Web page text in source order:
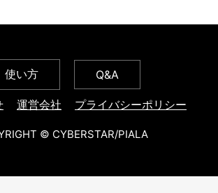
使い方 Q&A
運営会社 プライバシーポリシー
© CYBERSTAR/PIALA